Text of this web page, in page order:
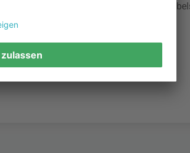
skandinavische Ästhetik zu zeitlosen